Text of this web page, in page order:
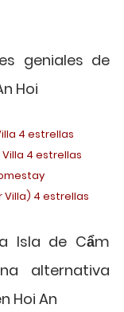
geniales de
Hoi
4 estrellas
Villa 4 estrellas
Villa) 4 estrellas
Isla de Cẩm
alternativa
Hoi An